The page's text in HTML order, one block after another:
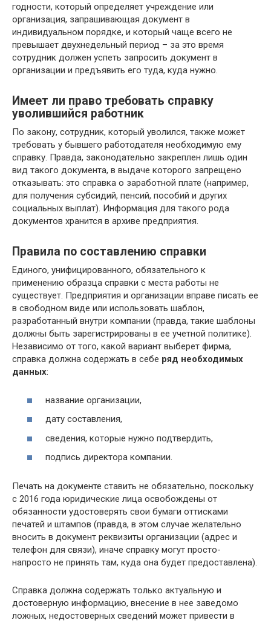
годности, который определяет учреждение или
организация, запрашивающая документ в
индивидуальном порядке, и который чаще всего не
превышает двухнедельный период – за это время
сотрудник должен успеть запросить документ в
организации и предъявить его туда, куда нужно.
Имеет ли право требовать справку
уволившийся работник
По закону, сотрудник, который уволился, также может
требовать у бывшего работодателя необходимую ему
справку. Правда, законодательно закреплен лишь один
вид такого документа, в выдаче которого запрещено
отказывать: это справка о заработной плате (например,
для получения субсидий, пенсий, пособий и других
социальных выплат). Информация для такого рода
документов хранится в архиве предприятия.
Правила по составлению справки
Единого, унифицированного, обязательного к
применению образца справки с места работы не
существует. Предприятия и организации вправе писать ее
в свободном виде или использовать шаблон,
разработанный внутри компании (правда, такие шаблоны
должны быть зарегистрированы в ее учетной политике).
Независимо от того, какой вариант выберет фирма,
справка должна содержать в себе ряд необходимых
данных:
название организации,
дату составления,
сведения, которые нужно подтвердить,
подпись директора компании.
Печать на документе ставить не обязательно, поскольку
с 2016 года юридические лица освобождены от
обязанности удостоверять свои бумаги оттисками
печатей и штампов (правда, в этом случае желательно
вносить в документ реквизиты организации (адрес и
телефон для связи), иначе справку могут просто-
напросто не принять там, куда она будет предоставлена).
Справка должна содержать только актуальную и
достоверную информацию, внесение в нее заведомо
ложных, недостоверных сведений может привести в